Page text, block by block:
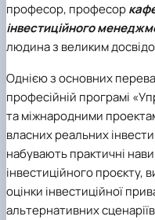
професор, професор
інвестиційного
людина з великим
Однією з основних
професійній програмі
та міжнародними
власних реальних
набувають практичні
інвестиційного проєкту,
оцінки інвестиційної
альтернативних